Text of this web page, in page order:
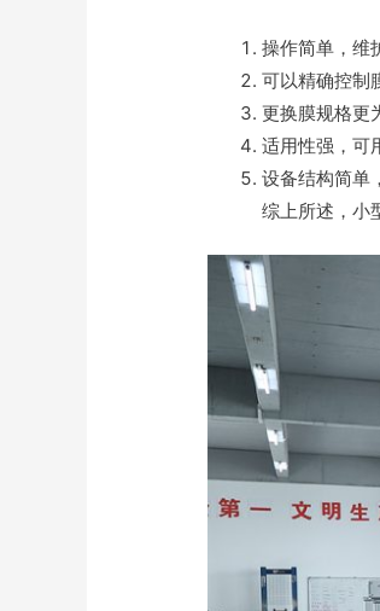
操作简单，维
可以精确控制
更换膜规格更
适用性强，可
设备结构简单
综上所述，小